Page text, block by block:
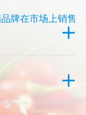
牌在市场上销售